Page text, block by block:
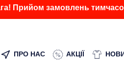
Прийом замовлень
ПРО НАС АКЦІЇ